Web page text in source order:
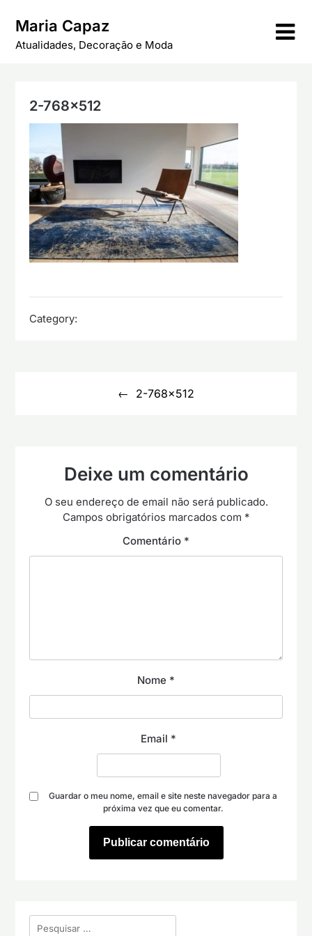
content
Maria Capaz
Atualidades, Decoração e Moda
2-768×512
Category:
2-768×512
Deixe um comentário
O seu endereço de email não será publicado.
Campos obrigatórios marcados com *
Comentário *
Nome *
Email *
Guardar o meu nome, email e site neste navegador para a
próxima vez que eu comentar.
Pesquisar